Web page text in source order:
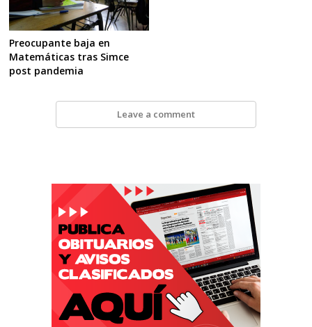
Preocupante baja en
Matemáticas tras Simce
post pandemia
Leave a comment